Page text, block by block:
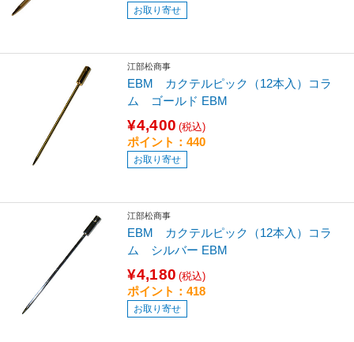
お取り寄せ
江部松商事
EBM カクテルピック（12本入）コラ
ム ゴールド EBM
¥4,400 (税込)
ポイント：440
お取り寄せ
江部松商事
EBM カクテルピック（12本入）コラ
ム シルバー EBM
¥4,180 (税込)
ポイント：418
お取り寄せ